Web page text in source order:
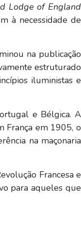
Lodge of England
à necessidade de
na publicação
estruturado
iluministas e
e Bélgica. A
França em 1905, o
na maçonaria
Francesa e
para aqueles que